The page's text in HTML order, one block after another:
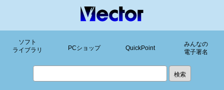
ソフト
ライブラリ
PCショップ QuickPoint
みんなの
電子署名